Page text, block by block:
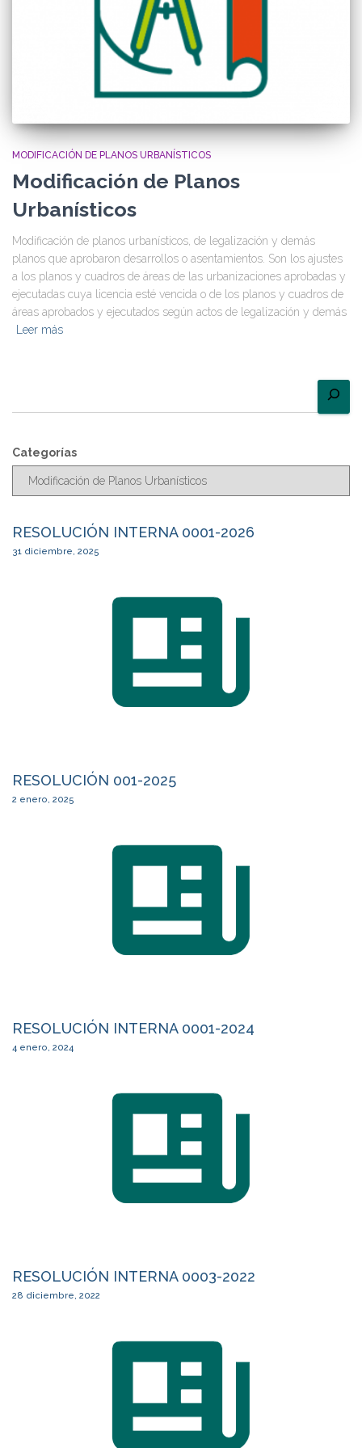
MODIFICACIÓN DE PLANOS URBANÍSTICOS
Modificación de Planos
Urbanísticos
Modificación de planos urbanísticos, de legalización y demás
planos que aprobaron desarrollos o asentamientos. Son los ajustes
a los planos y cuadros de áreas de las urbanizaciones aprobadas y
ejecutadas cuya licencia esté vencida o de los planos y cuadros de
áreas aprobados y ejecutados según actos de legalización y demás
Leer más
Categorías
RESOLUCIÓN INTERNA 0001-2026
31 diciembre, 2025
RESOLUCIÓN 001-2025
2 enero, 2025
RESOLUCIÓN INTERNA 0001-2024
4 enero, 2024
RESOLUCIÓN INTERNA 0003-2022
28 diciembre, 2022